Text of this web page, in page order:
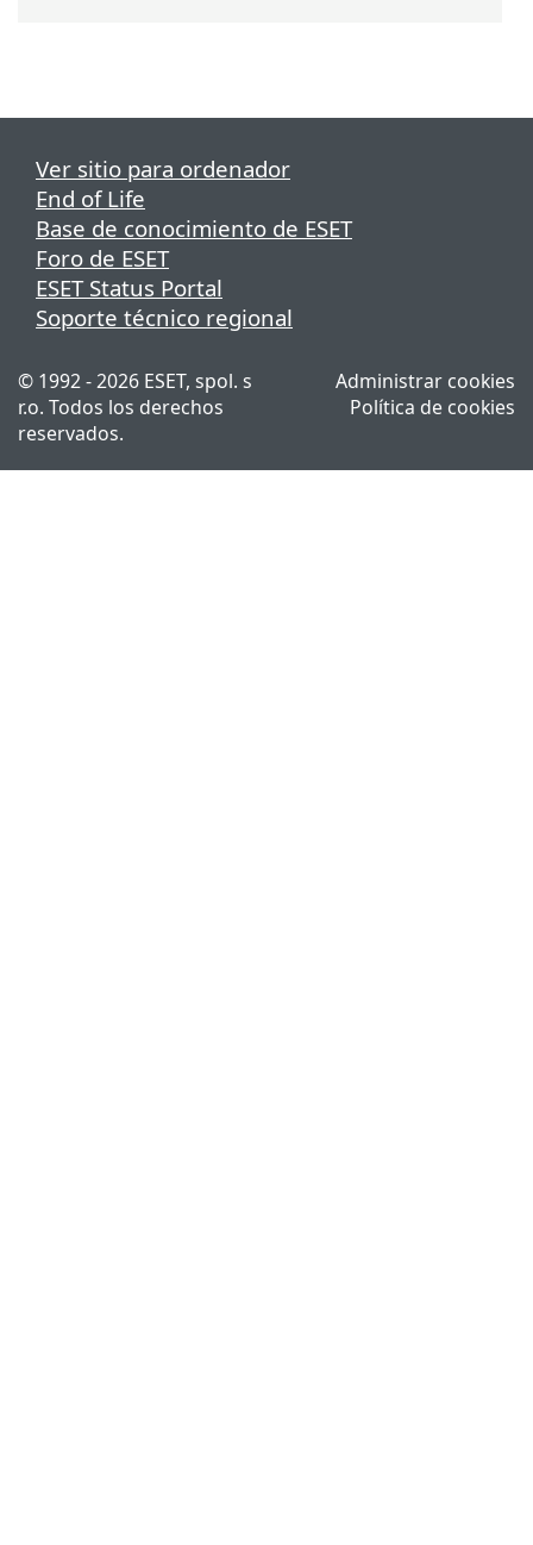
Ver sitio para ordenador
End of Life
Base de conocimiento de ESET
Foro de ESET
ESET Status Portal
Soporte técnico regional
© 1992 - 2026 ESET, spol. s
r.o. Todos los derechos
reservados.
Administrar cookies
Política de cookies